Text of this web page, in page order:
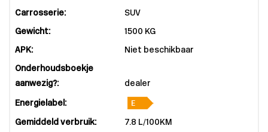
Carrosserie: SUV
Gewicht: 1500 KG
APK: Niet beschikbaar
Onderhoudsboekje
aanwezig?:
dealer
Energielabel:
Gemiddeld verbruik: 7.8 L/100KM